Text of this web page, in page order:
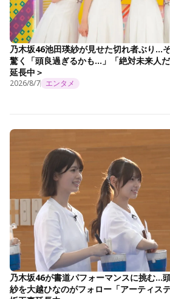
乃木坂46池田瑛紗が見せた切れ者ぶり…
驚く「頭良過ぎるかも…」「絶対未来人
延長中＞
2026/8/7 エンタメ
乃木坂46が書道パフォーマンスに挑む…
紗を大越ひなのがフォロー「アーティス